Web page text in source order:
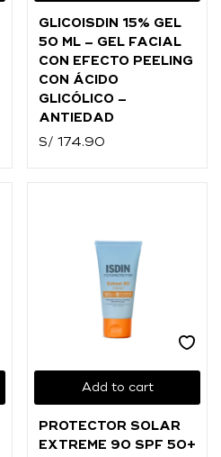
GLICOISDIN 15% GEL
50 ML – GEL FACIAL
CON EFECTO PEELING
CON ÁCIDO
GLICÓLICO –
ANTIEDAD
S/ 174.90
Add to cart
PROTECTOR SOLAR
EXTREME 90 SPF 50+